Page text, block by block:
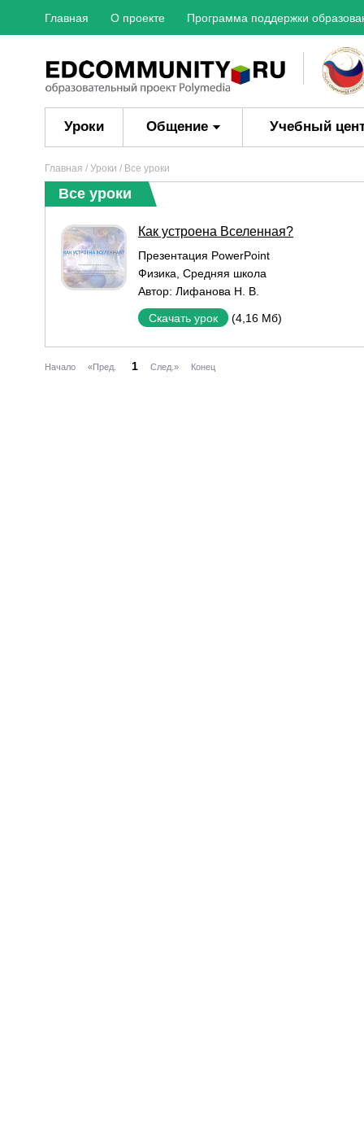
Главная О проекте Программа поддержки
Уроки Общение Учебный
Главная / Уроки / Все уроки
Все уроки
Как устроена Вселенная?
Презентация PowerPoint
Физика Средняя школа
Автор: Лифанова Н. В.
Скачать урок (4,16 Мб)
Начало «Пред. 1 След.» Конец